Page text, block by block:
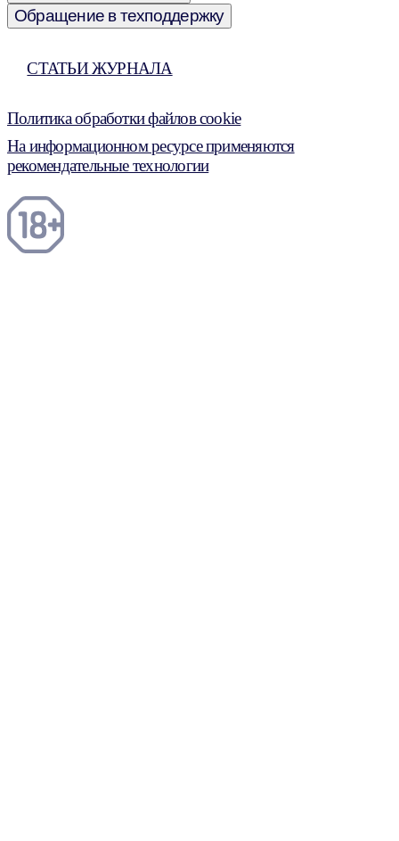
Обращение в техподдержку
СТАТЬИ ЖУРНАЛА
Политика обработки файлов cookie
На информационном ресурсе применяются
рекомендательные технологии